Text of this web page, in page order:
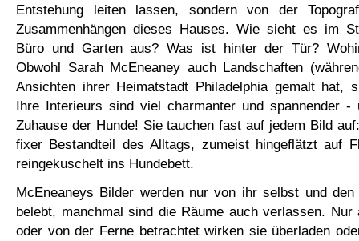
Entstehung leiten lassen, sondern von der
Zusammenhängen dieses Hauses. Wie sieht es im
Büro und Garten aus? Was ist hinter der Tür?
Obwohl Sarah McEneaney auch Landschaften
Ansichten ihrer Heimatstadt Philadelphia gemalt hat,
Ihre Interieurs sind viel charmanter und spannender -
Zuhause der Hunde! Sie tauchen fast auf jedem Bild
fixer Bestandteil des Alltags, zumeist hingeflätzt auf
reingekuschelt ins Hundebett.
McEneaneys Bilder werden nur von ihr selbst und den
belebt, manchmal sind die Räume auch verlassen.
oder von der Ferne betrachtet wirken sie überladen